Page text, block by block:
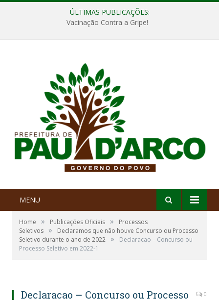
ÚLTIMAS PUBLICAÇÕES:
Vacinação Contra a Gripe!
MENU
Home » Publicações Oficiais »
Processos
Seletivos »
Declaramos que não houve Concurso ou Processo
Seletivo durante o ano de 2022 »
Declaracao – Concurso ou
Processo Seletivo em 2022-1
Declaracao – Concurso ou Processo
0